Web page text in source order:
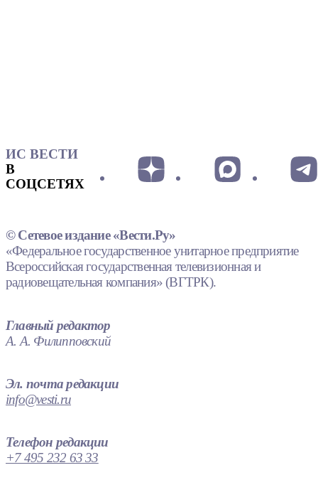
ИС ВЕСТИ
В
СОЦСЕТЯХ
© Сетевое издание «Вести.Ру»
«Федеральное государственное унитарное предприятие
Всероссийская государственная телевизионная и
радиовещательная компания» (ВГТРК).
Главный редактор
А. А. Филипповский
Эл. почта редакции
info@vesti.ru
Телефон редакции
+7 495 232 63 33